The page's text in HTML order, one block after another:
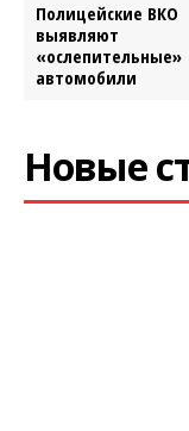
Полицейские ВКО
выявляют
«ослепительные»
автомобили
Новые